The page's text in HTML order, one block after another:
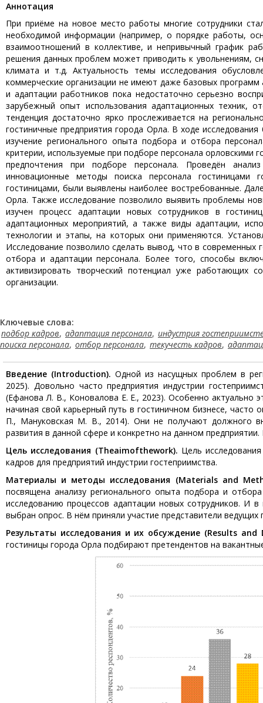
Aннотация
При приёме на новое место работы многие сотрудники
необходимой информации (например, о порядке работы,
взаимоотношений в коллективе, и непривычный график
решения данных проблем может приводить к увольнениям,
климата и т.д. Актуальность темы исследования
коммерческие организации не имеют даже базовых
и адаптации работников пока недостаточно серьезно
зарубежный опыт использования адаптационных техник,
тенденция достаточно ярко прослеживается на
гостиничные предприятия города Орла. В ходе
изучение регионального опыта подбора и отбора
критерии, используемые при подборе персонала
предпочтения при подборе персонала. Проведён
инновационные методы поиска персонала
гостиницами, были выявлены наиболее востребованные.
Орла. Также исследование позволило выявить проблемы
изучен процесс адаптации новых сотрудников в
адаптационных мероприятий, а также виды адаптации,
технологии и этапы, на которых они применяются.
Исследование позволило сделать вывод, что в
отбора и адаптации персонала. Более того, способы
активизировать творческий потенциал уже работающих
организации.
Ключевые слова:
подбор кадров, адаптация персонала, индустрия
поиска персонала, отбор персонала, текучесть кадров,
Введение (Introduction). Одной из насущных проблем в
2025). Довольно часто предприятия индустрии
(Ефанова Л. В., Коновалова Е. Е., 2023). Особенно актуально
начиная свой карьерный путь в гостиничном бизнесе,
П., Мануковская М. В., 2014). Они не получают должного
развития в данной сфере и конкретно на данном
Цель исследования (Theaimofthework). Цель
кадров для предприятий индустрии гостеприимства.
Материалы и методы исследования (Materials and
посвящена анализу регионального опыта подбора и
исследованию процессов адаптации новых сотрудников. И
выбран опрос. В нём приняли участие представители
Результаты исследования и их обсуждение (Results and
гостиницы города Орла подбирают претендентов на